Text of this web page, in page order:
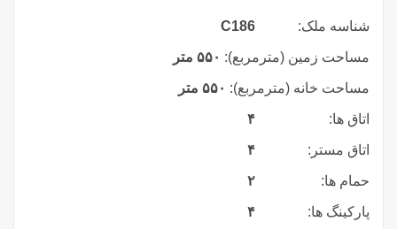
شناسه ملک: C186
مساحت زمین (مترمربع): ۵۵۰ متر
مساحت خانه (مترمربع): ۵۵۰ متر
اتاق ها: ۴
اتاق مستر: ۴
حمام ها: ۲
پارکینگ ها: ۴